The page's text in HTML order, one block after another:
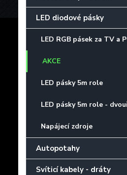
LED diodové pásky
LED RGB pásek za TV a
AKCE
LED pásky 5m role
LED pásky 5m role -
Napájecí zdroje
Autopotahy
Svíticí kabely - dráty